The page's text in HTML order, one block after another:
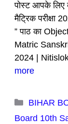
पोस्ट आपके लिए
मैट्रिक परीक्षा
” पाठ का
Matric
2024 |
more
BIHAR
Board 10th